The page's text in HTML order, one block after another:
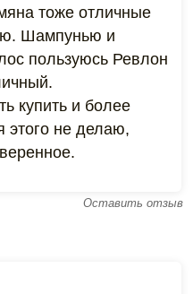
тоже отличные
Шампунью и
пользуюсь Ревлон
купить и более
этого не делаю,
Оставить отзыв